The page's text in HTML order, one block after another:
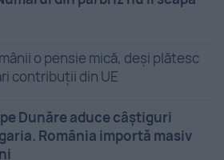
o pensie mică, deși plătesc
contribuții din UE
Dunăre aduce câștiguri
România importă masiv